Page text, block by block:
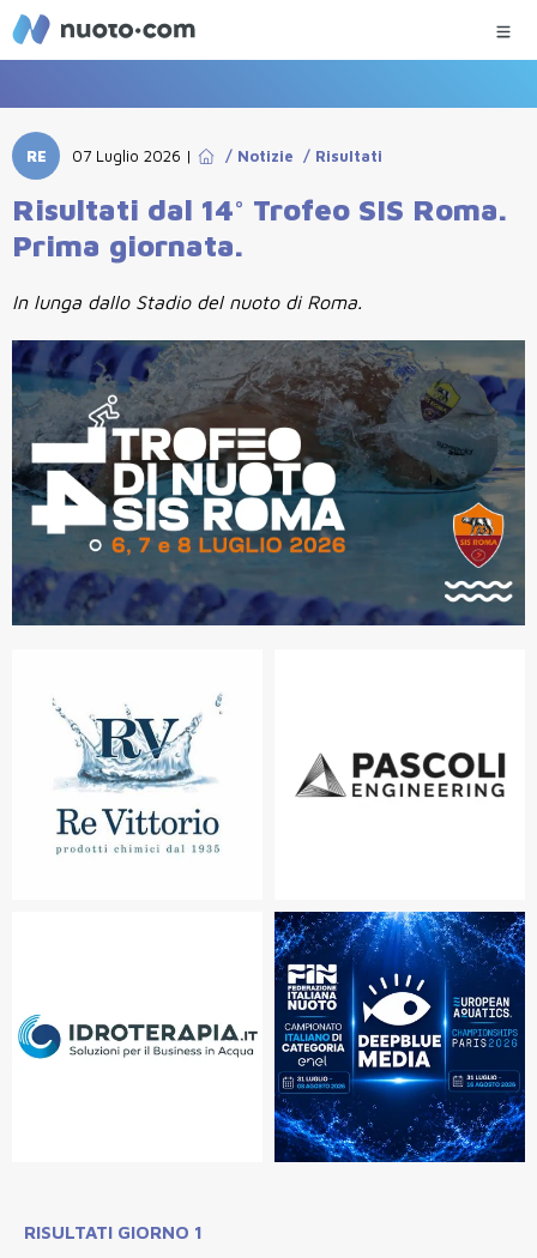
RE 07 Luglio 2026 | / Notizie / Risultati
Risultati dal 14° Trofeo SIS Roma.
Prima giornata.
In lunga dallo Stadio del nuoto di Roma.
RISULTATI GIORNO 1